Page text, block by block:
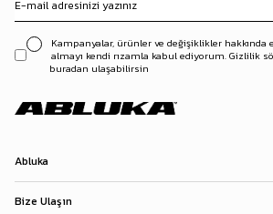
Kampanyalar, ürünler ve değişiklikler hakkında
almayı kendi rızamla kabul ediyorum. Gizlilik
buradan ulaşabilirsin
Abluka
Bize Ulaşın